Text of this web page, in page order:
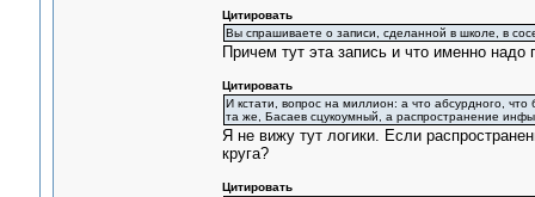
Цитировать
Вы спрашиваете о записи, сделанной в школе, в
Причем тут эта запись и что именно надо
Цитировать
И кстати, вопрос на миллион: а что абсурдного,
та же, Басаев сцукоумный, а распространение
Я не вижу тут логики. Если
круга?
Цитировать